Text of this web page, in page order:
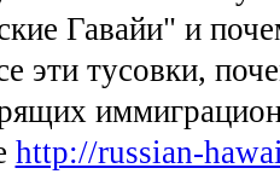
Гавайи" и
эти тусовки,
http://russian-